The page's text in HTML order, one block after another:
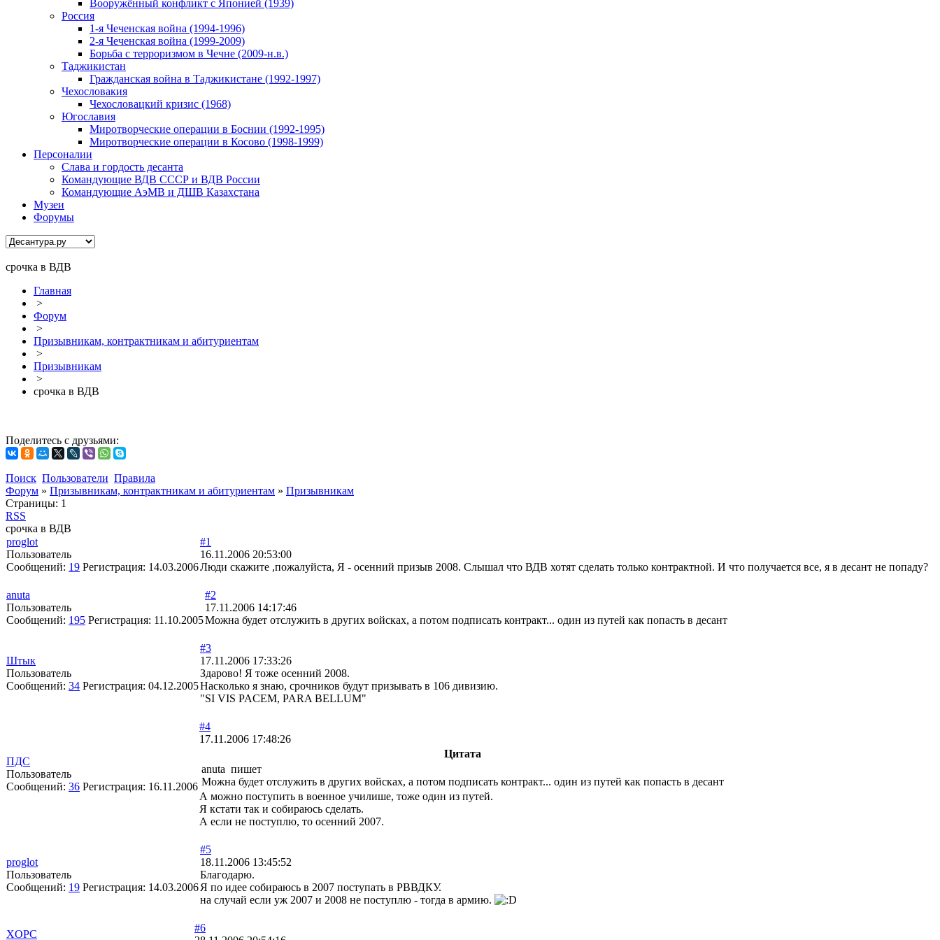
Вооружённый конфликт с Японией (1939)
Россия
1-я Чеченская война (1994-1996)
2-я Чеченская война (1999-2009)
Борьба с терроризмом в Чечне (2009-н.в.)
Таджикистан
Гражданская война в Таджикистане (1992-1997)
Чехословакия
Чехословацкий кризис (1968)
Югославия
Миротворческие операции в Боснии (1992-1995)
Миротворческие операции в Косово (1998-1999)
Персоналии
Слава и гордость десанта
Командующие ВДВ СССР и ВДВ России
Командующие АэМВ и ДШВ Казахстана
Музеи
Форумы
срочка в ВДВ
Главная
>
Форум
>
Призывникам, контрактникам и абитуриентам
>
Призывникам
>
срочка в ВДВ
Поделитесь с друзьями:
Поиск Пользователи Правила
Форум » Призывникам, контрактникам и абитуриентам » Призывникам
Страницы: 1
RSS
срочка в ВДВ
proglot
Пользователь
Сообщений: 19 Регистрация: 14.03.2006
#1
16.11.2006 20:53:00
Люди скажите ,пожалуйста, Я - осенний призыв 2008. Слышал что ВДВ хотят сделать только контрактной. И что получается все, я в десант не попаду?
anuta
Пользователь
Сообщений: 195 Регистрация: 11.10.2005
#2
17.11.2006 14:17:46
Можна будет отслужить в других войсках, а потом подписать контракт... один из путей как попасть в десант
Штык
Пользователь
Сообщений: 34 Регистрация: 04.12.2005
#3
17.11.2006 17:33:26
Здарово! Я тоже осенний 2008.
Насколько я знаю, срочников будут призывать в 106 дивизию.
"SI VIS PACEM, PARA BELLUM"
ПДС
Пользователь
Сообщений: 36 Регистрация: 16.11.2006
#4
17.11.2006 17:48:26
Цитата
anuta пишет
Можна будет отслужить в других войсках, а потом подписать контракт... один из путей как попасть в десант
А можно поступить в военное училише, тоже один из путей.
Я кстати так и собираюсь сделать.
А если не поступлю, то осенний 2007.
proglot
Пользователь
Сообщений: 19 Регистрация: 14.03.2006
#5
18.11.2006 13:45:52
Благодарю.
Я по идее собираюсь в 2007 поступать в РВВДКУ.
на случай если уж 2007 и 2008 не поступлю - тогда в армию.
XOPC
#6